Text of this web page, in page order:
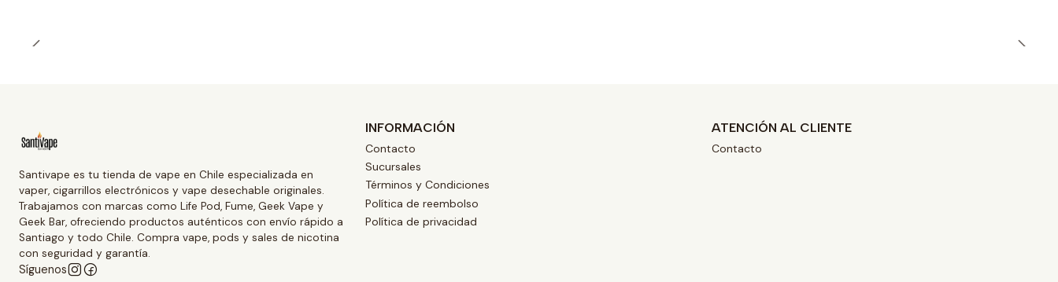
Santivape es tu tienda de vape en Chile especializada en
vaper, cigarrillos electrónicos y vape desechable originales.
Trabajamos con marcas como Life Pod, Fume, Geek Vape y
Geek Bar, ofreciendo productos auténticos con envío rápido a
Santiago y todo Chile. Compra vape, pods y sales de nicotina
con seguridad y garantía.
Síguenos
INFORMACIÓN
Contacto
Sucursales
Términos y Condiciones
Política de reembolso
Política de privacidad
ATENCIÓN AL CLIENTE
Contacto